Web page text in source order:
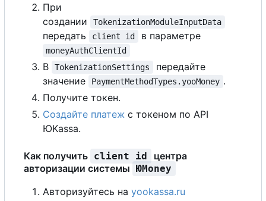
При
создании
TokenizationModuleInputData
передать client id в параметре
moneyAuthClientId
В TokenizationSettings
передайте
значение
PaymentMethodTypes.yooMoney .
Получите токен.
Создайте платеж с токеном по API
ЮKassa.
Как получить client id
центра
авторизации системы ЮMoney
Авторизуйтесь на yookassa.ru